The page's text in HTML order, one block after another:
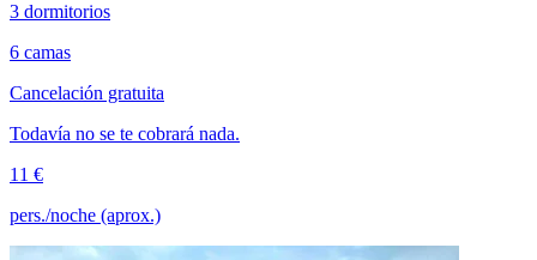
3 dormitorios
6 camas
Cancelación gratuita
Todavía no se te cobrará nada.
11 €
pers./noche (aprox.)